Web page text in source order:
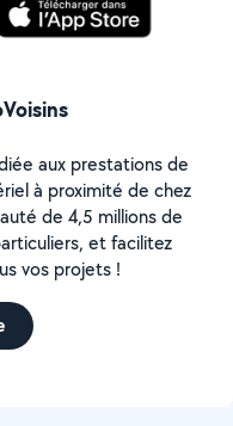
aux prestations de
à proximité de chez
de 4,5 millions de
et facilitez
vos projets !